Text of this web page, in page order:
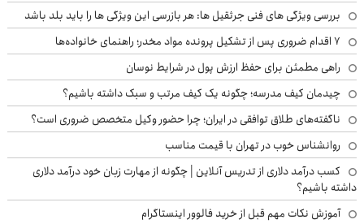
بررسی ویژگی های فنی جرثقیل ها: هر بازرسی این ویژگی ها را باید بلد باشد
۷ اقدام ضروری پس از تشکیل پرونده مواد مخدر؛ راهنمای خانواده‌ها
راهی مطمئن برای حفظ ارزش پول در شرایط نوسان
چیدمان کیف مدرسه؛ چگونه یک کیف مرتب و سبک داشته باشیم؟
ناگفته‌های طلاق توافقی در ایران؛ چرا حضور وکیل متخصص ضروری است؟
روانشناس خوب در تهران با قیمت مناسب
کسب درآمد دلاری از تدریس آنلاین | چگونه از مهارت زبان خود درآمد دلاری
داشته باشیم؟
آموزش نکات مهم قبل از خرید فالوور اینستاگرام